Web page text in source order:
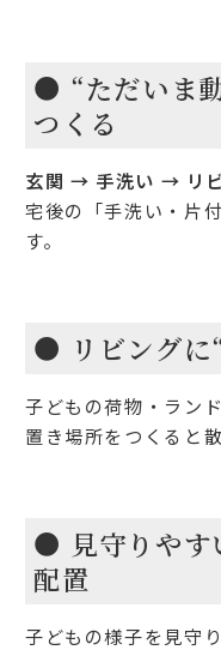
● “ただいま
つくる
玄関 → 手洗い → リ
宅後の「手洗い・片
す。
● リビングに
子どもの荷物・ラン
置き場所をつくると
● 見守りやす
配置
子どもの様子を見守